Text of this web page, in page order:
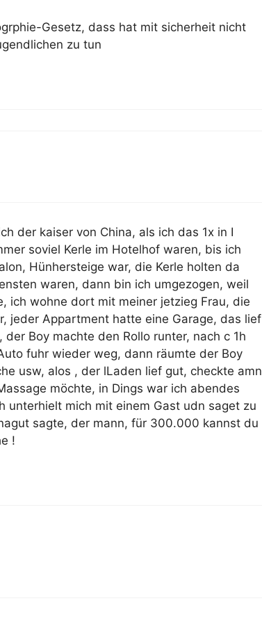
Gesetz, dass hat mit sicherheit nicht
zu tun
der kaiser von China, als ich das 1x in I
soviel Kerle im Hotelhof waren, bis ich
Hünhersteige war, die Kerle holten da
waren, dann bin ich umgezogen, weil
ich wohne dort mit meiner jetzieg Frau, die
jeder Appartment hatte eine Garage, das lief
Boy machte den Rollo runter, nach c 1h
fuhr wieder weg, dann räumte der Boy
usw, alos , der lLaden lief gut, checkte amn
möchte, in Dings war ich abendes
unterhielt mich mit einem Gast udn saget zu
sagte, der mann, für 300.000 kannst du
!